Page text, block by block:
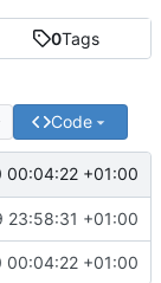
0Tags
Code
00:04:22 +01:00
23:58:31 +01:00
00:04:22 +01:00